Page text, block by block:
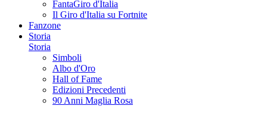
FantaGiro d'Italia
Il Giro d'Italia su Fortnite
Fanzone
Storia
Storia
Simboli
Albo d'Oro
Hall of Fame
Edizioni Precedenti
90 Anni Maglia Rosa